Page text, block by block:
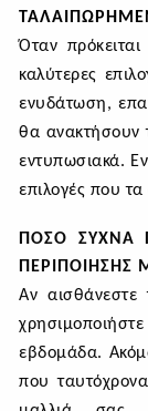
Όταν πρόκειται
καλύτερες
ενυδάτωση,
θα ανακτήσουν
εντυπωσιακά.
επιλογές που τα
ΠΌΣΟ ΣΥΧΝΆ
ΠΕΡΙΠΟΊΗΣΗΣ
Αν
εβδομάδα.
που